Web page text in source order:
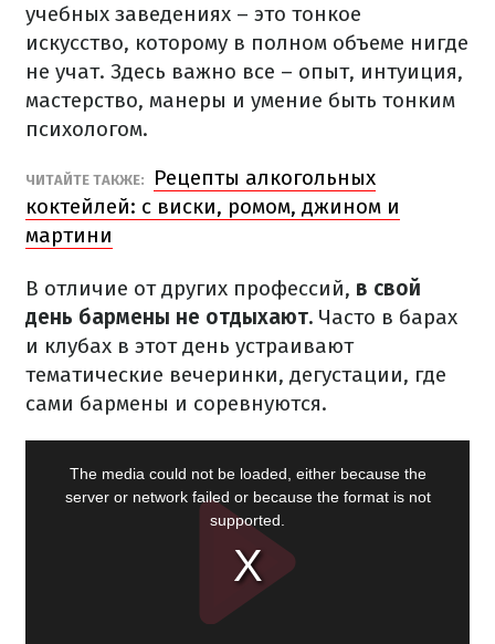
учебных заведениях – это тонкое
искусство, которому в полном объеме нигде
не учат. Здесь важно все – опыт, интуиция,
мастерство, манеры и умение быть тонким
психологом.
ЧИТАЙТЕ ТАКЖЕ:
Рецепты алкогольных
коктейлей: с виски, ромом, джином и
мартини
В отличие от других профессий, в свой
день бармены не отдыхают. Часто в барах
и клубах в этот день устраивают
тематические вечеринки, дегустации, где
сами бармены и соревнуются.